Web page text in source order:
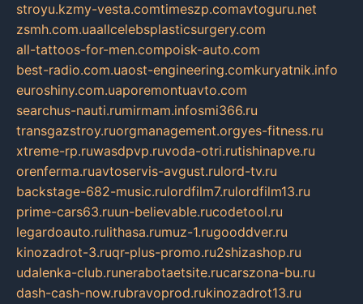
stroyu.kzmy-vesta.comtimeszp.comavtoguru.net
zsmh.com.uaallcelebsplasticsurgery.com
all-tattoos-for-men.compoisk-auto.com
best-radio.com.uaost-engineering.comkuryatnik.info
euroshiny.com.uaporemontuavto.com
searchus-nauti.rumirmam.infosmi366.ru
transgazstroy.ruorgmanagement.orgyes-fitness.ru
xtreme-rp.ruwasdpvp.ruvoda-otri.rutishinapve.ru
orenferma.ruavtoservis-avgust.rulord-tv.ru
backstage-682-music.rulordfilm7.rulordfilm13.ru
prime-cars63.ruun-believable.rucodetool.ru
legardoauto.rulithasa.rumuz-1.rugooddver.ru
kinozadrot-3.ruqr-plus-promo.ru2shizashop.ru
udalenka-club.runerabotaetsite.rucarszona-bu.ru
dash-cash-now.rubravoprod.rukinozadrot13.ru